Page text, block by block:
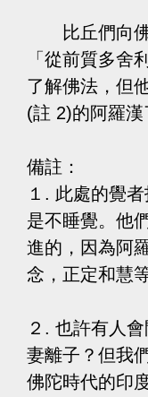
比丘們向佛
「從前質多舍
了解佛法，但
(註 2)的阿羅漢
備註：
１. 此處的覺
是不睡覺。他
進的，因為阿
念，正定和慧
２. 也許有人
妻離子？但我
佛陀時代的印